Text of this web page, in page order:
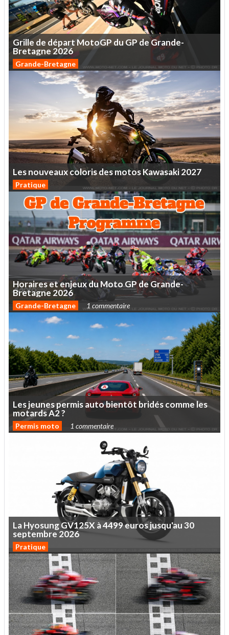
Grille de départ MotoGP duGPdeGrande-
Bretagne 2026
Grande-Bretagne
LesnouveauxcolorisdesmotosKawasaki2027
Pratique
HorairesetenjeuxduMotoGPdeGrande-
Bretagne 2026
Grande-Bretagne 1 commentaire
Lesjeunespermisautobientôt bridéscommeles
motardsA2?
Permis moto 1 commentaire
LaHyosungGV125X à4499eurosjusqu'au30
septembre 2026
Pratique